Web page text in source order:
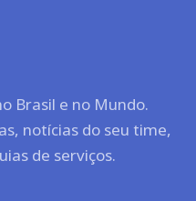
Brasil e no Mundo.
notícias do seu time,
de serviços.